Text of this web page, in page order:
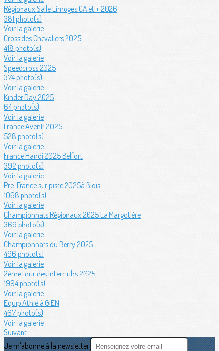
Régionaux Salle Limoges CA et + 2026
381 photo(s)
Voir la galerie
Cross des Chevaliers 2025
418 photo(s)
Voir la galerie
Speedcross 2025
374 photo(s)
Voir la galerie
Kinder Day 2025
64 photo(s)
Voir la galerie
France Avenir 2025
528 photo(s)
Voir la galerie
France Handi 2025 Belfort
392 photo(s)
Voir la galerie
Pre-France sur piste 2025à Blois
1068 photo(s)
Voir la galerie
Championnats Régionaux 2025 La Margotière
369 photo(s)
Voir la galerie
Championnats du Berry 2025
496 photo(s)
Voir la galerie
2ème tour des Interclubs 2025
1994 photo(s)
Voir la galerie
Equip Athlé à GIEN
467 photo(s)
Voir la galerie
Suivant
Je m'abonne à la newsletter